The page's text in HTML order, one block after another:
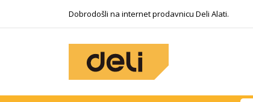
Dobrodošli na internet prodavnicu Deli Alati.